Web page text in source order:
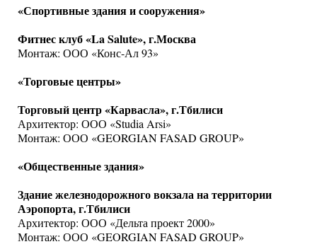
«Спортивные здания и сооружения»
Фитнес клуб «La Salute», г.Москва
Монтаж: ООО «Конс-Ал 93»
«Торговые центры»
Торговый центр «Карвасла», г.Тбилиси
Архитектор: ООО «Studia Arsi»
Монтаж: ООО «GEORGIAN FASAD GROUP»
«Общественные здания»
Здание железнодорожного вокзала на территории
Аэропорта, г.Тбилиси
Архитектор: ООО «Дельта проект 2000»
Монтаж: ООО «GEORGIAN FASAD GROUP»